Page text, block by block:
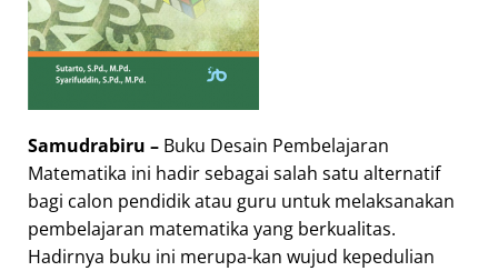
Samudrabiru – Buku Desain Pembelajaran
Matematika ini hadir sebagai salah satu alternatif
bagi calon pendidik atau guru untuk melaksanakan
pembelajaran matematika yang berkualitas.
Hadirnya buku ini merupa-kan wujud kepedulian